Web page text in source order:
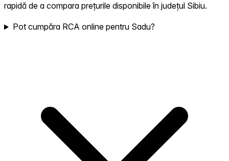
rapidă de a compara prețurile disponibile în județul Sibiu.
Pot cumpăra RCA online pentru Sadu?